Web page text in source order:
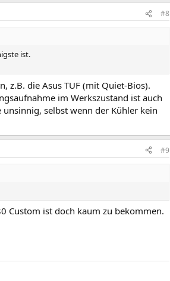
#8
ist.
z.B. die Asus TUF (mit Quiet-Bios).
im Werkszustand ist auch
selbst wenn der Kühler kein
#9
Custom ist doch kaum zu bekommen.